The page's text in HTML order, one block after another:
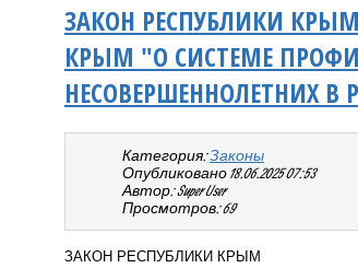
ЗАКОН РЕСПУБЛИКИ
КРЫМ "О СИСТЕМЕ
НЕСОВЕРШЕННОЛЕТНИХ В
Категория:Законы
Опубликовано 18.06.2025 07:53
Автор: Super User
Просмотров: 69
ЗАКОН РЕСПУБЛИКИ КРЫМ